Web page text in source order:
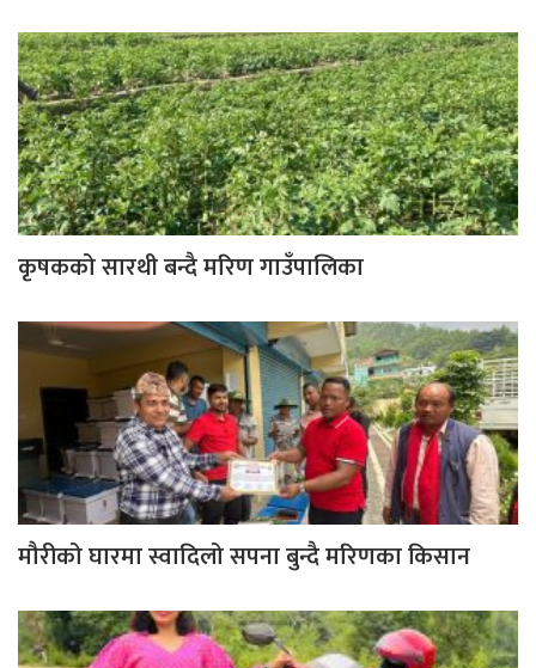
कृषकको सारथी बन्दै मरिण गाउँपालिका
मौरीको घारमा स्वादिलो सपना बुन्दै मरिणका किसान